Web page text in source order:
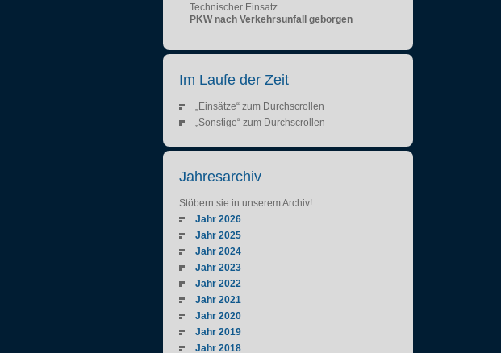
Technischer Einsatz
PKW nach Verkehrsunfall geborgen
Im Laufe der Zeit
„Einsätze“ zum Durchscrollen
„Sonstige“ zum Durchscrollen
Jahresarchiv
Stöbern sie in unserem Archiv!
Jahr 2026
Jahr 2025
Jahr 2024
Jahr 2023
Jahr 2022
Jahr 2021
Jahr 2020
Jahr 2019
Jahr 2018